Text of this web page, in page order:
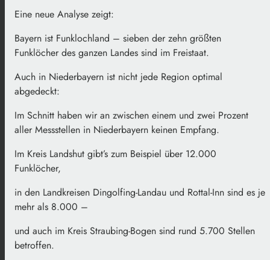
Eine neue Analyse zeigt:
Bayern ist Funklochland – sieben der zehn größten
Funklöcher des ganzen Landes sind im Freistaat.
Auch in Niederbayern ist nicht jede Region optimal
abgedeckt:
Im Schnitt haben wir an zwischen einem und zwei Prozent
aller Messstellen in Niederbayern keinen Empfang.
Im Kreis Landshut gibt’s zum Beispiel über 12.000
Funklöcher,
in den Landkreisen Dingolfing-Landau und Rottal-Inn sind es je
mehr als 8.000 –
und auch im Kreis Straubing-Bogen sind rund 5.700 Stellen
betroffen.